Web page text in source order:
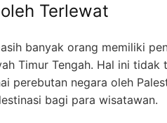
Terlewat
banyak orang memiliki
Timur Tengah. Hal ini tidak
perebutan negara oleh
bagi para wisatawan.